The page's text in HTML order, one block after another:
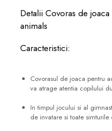
Detalii Covoras de
animals
Caracteristici:
Covorasul de joaca pentru
va atrage atentia copilului
In timpul jocului si al
de invatare si toate simturile